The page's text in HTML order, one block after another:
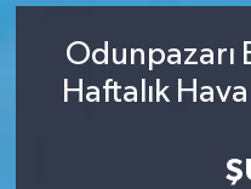
Odunpazarı
Haftalık
Süper Lig Puan
Tüm Manşetler